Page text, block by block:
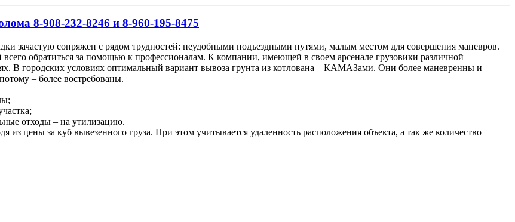
8-908-232-8246 и 8-960-195-8475
зачастую сопряжен с рядом трудностей: неудобными подъездными путями, малым местом для совершения маневров.
обратиться за помощью к профессионалам. К компании, имеющей в своем арсенале грузовики различной
В городских условиях оптимальный вариант вывоза грунта из котлована – КАМАЗами. Они более маневренны и
– более востребованы.
отходы – на утилизацию.
из цены за куб вывезенного груза. При этом учитывается удаленность расположения объекта, а так же количество